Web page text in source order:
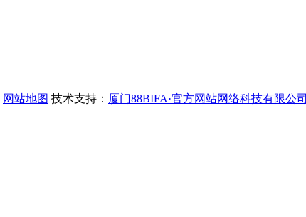
网站地图 技术支持： 厦门88BIFA·官方网站网络科技有限公司